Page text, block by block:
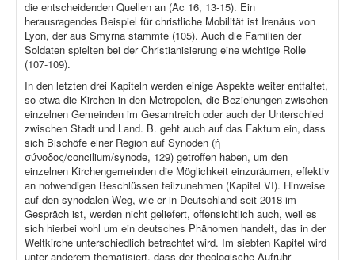
die entscheidenden Quellen an (Ac 16, 13-15). Ein
herausragendes Beispiel für christliche Mobilität ist Irenäus von
Lyon, der aus Smyrna stammte (105). Auch die Familien der
Soldaten spielten bei der Christianisierung eine wichtige Rolle
(107-109).
In den letzten drei Kapiteln werden einige Aspekte weiter entfaltet,
so etwa die Kirchen in den Metropolen, die Beziehungen zwischen
einzelnen Gemeinden im Gesamtreich oder auch der Unterschied
zwischen Stadt und Land. B. geht auch auf das Faktum ein, dass
sich Bischöfe einer Region auf Synoden (ἡ
σύνοδος/concilium/synode, 129) getroffen haben, um den
einzelnen Kirchengemeinden die Möglichkeit einzuräumen, effektiv
an notwendigen Beschlüssen teilzunehmen (Kapitel VI). Hinweise
auf den synodalen Weg, wie er in Deutschland seit 2018 im
Gespräch ist, werden nicht geliefert, offensichtlich auch, weil es
sich hierbei wohl um ein deutsches Phänomen handelt, das in der
Weltkirche unterschiedlich betrachtet wird. Im siebten Kapitel wird
unter anderem thematisiert, dass der theologische Aufruhr